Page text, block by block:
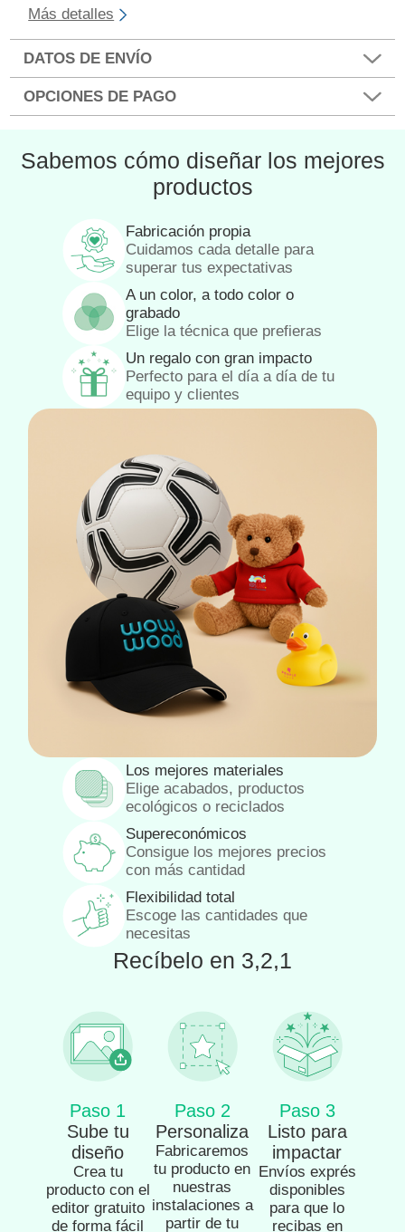
Más detalles
DATOS DE ENVÍO
OPCIONES DE PAGO
Sabemos cómo diseñar los mejores
productos
Fabricación propia
Cuidamos cada detalle para
superar tus expectativas
A un color, a todo color o
grabado
Elige la técnica que prefieras
Un regalo con gran impacto
Perfecto para el día a día de tu
equipo y clientes
Los mejores materiales
Elige acabados, productos
ecológicos o reciclados
Supereconómicos
Consigue los mejores precios
con más cantidad
Flexibilidad total
Escoge las cantidades que
necesitas
Recíbelo en 3,2,1
Paso 1
Sube tu
diseño
Crea tu
producto con el
editor gratuito
de forma fácil
Paso 2
Personaliza
Fabricaremos
tu producto en
nuestras
instalaciones a
partir de tu
Paso 3
Listo para
impactar
Envíos exprés
disponibles
para que lo
recibas en